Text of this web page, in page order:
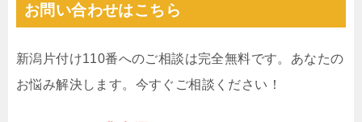
お問い合わせはこちら
新潟片付け110番へのご相談は完全無料です。あなたの
お悩み解決します。今すぐご相談ください！